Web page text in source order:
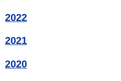
2022
2021
2020